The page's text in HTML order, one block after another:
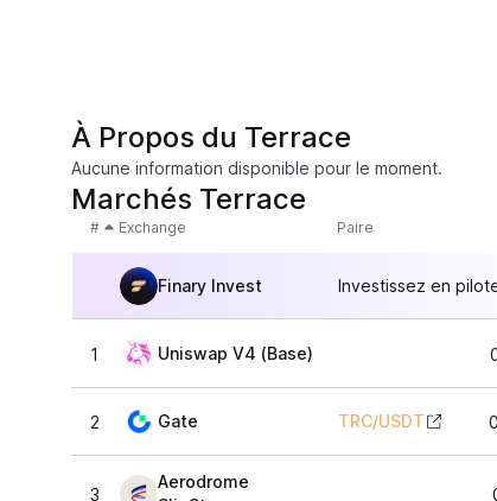
À Propos du Terrace
Aucune information disponible pour le moment.
Marchés Terrace
# Exchange Paire
Finary Invest Investissez en
1 Uniswap V4 (Base)
2 Gate TRC/USDT
3
Aerodrome